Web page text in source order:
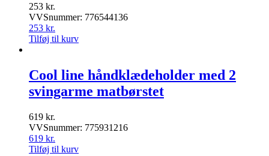
253 kr.
VVSnummer: 776544136
253 kr.
Tilføj til kurv
Cool line håndklædeholder med 2
svingarme matbørstet
619 kr.
VVSnummer: 775931216
619 kr.
Tilføj til kurv